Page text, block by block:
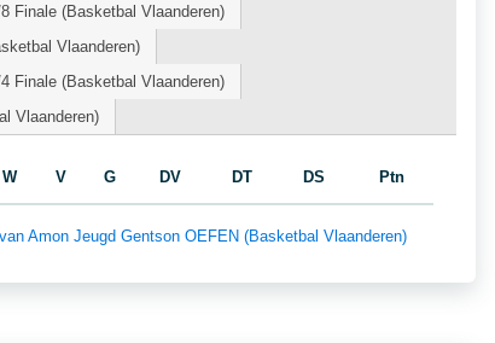
Finale (Basketbal Vlaanderen)
Vlaanderen)
Finale (Basketbal Vlaanderen)
Vlaanderen)
W V G DV DT DS Ptn
Amon Jeugd Gentson OEFEN (Basketbal Vlaanderen)